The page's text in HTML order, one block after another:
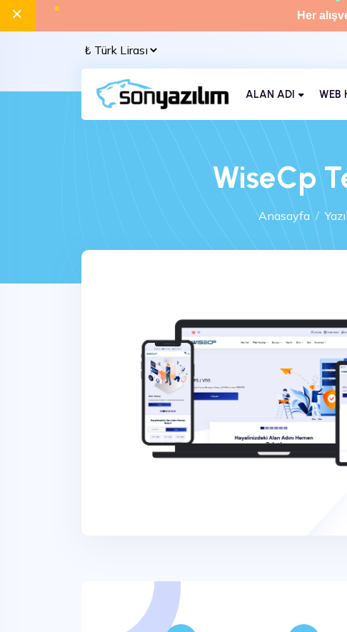
× Her
ALAN ADI WEB
WiseCp
Anasayfa